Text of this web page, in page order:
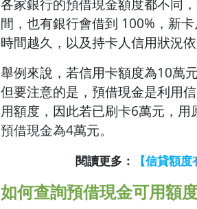
各家銀行的預借現金額度都不同
間，也有銀行會借到 100%，新
時間越久，以及持卡人信用狀況依
舉例來說，若信用卡額度為10萬
但要注意的是，預借現金是利用
用額度，因此若已刷卡6萬元，
預借現金為4萬元。
閱讀更多： 【信貸額
如何查詢預借現金可用額